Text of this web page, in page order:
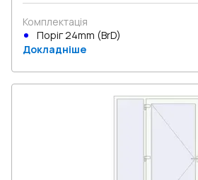
Комплектація
Поріг 24mm (BrD)
Докладніше